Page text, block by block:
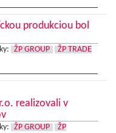
produkciou bol
ŽP GROUP
ŽP TRADE
realizovali v
ŽP GROUP
ŽP